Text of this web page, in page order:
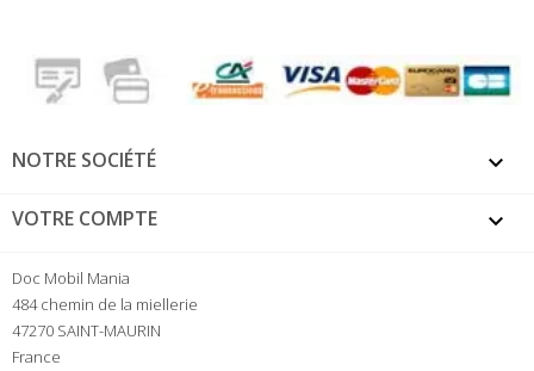
NOTRE SOCIÉTÉ 
VOTRE COMPTE 
Doc Mobil Mania
484 chemin de la miellerie
47270 SAINT-MAURIN
France